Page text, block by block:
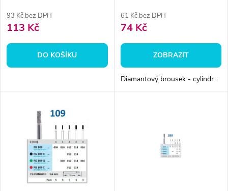
r
o
d
u
r
o
93 Kč bez DPH
113 Kč
DO KOŠÍKU
61 Kč bez DPH
74 Kč
ZOBRAZIT
Diamantový brousek - cylindr...